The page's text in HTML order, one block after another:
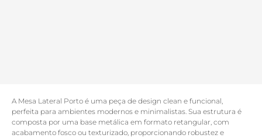
A Mesa Lateral Porto é uma peça de design clean e funcional,
perfeita para ambientes modernos e minimalistas. Sua estrutura é
composta por uma base metálica em formato retangular, com
acabamento fosco ou texturizado, proporcionando robustez e